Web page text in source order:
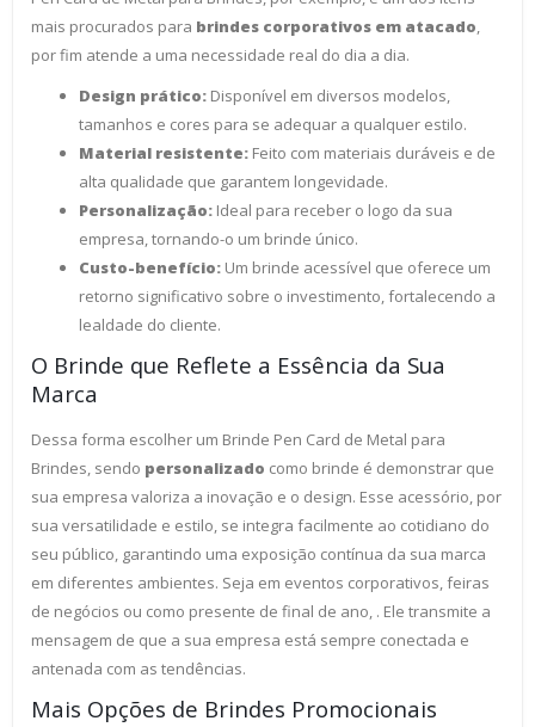
mais procurados para brindes corporativos em atacado
por fim atende a uma necessidade real do dia a dia.
Design prático: Disponível em diversos modelos,
tamanhos e cores para se adequar a qualquer estilo.
Material resistente: Feito com materiais duráveis e de
alta qualidade que garantem longevidade.
Personalização: Ideal para receber o logo da sua
empresa, tornando-o um brinde único.
Custo-benefício: Um brinde acessível que oferece um
retorno significativo sobre o investimento, fortalecendo a
lealdade do cliente.
O Brinde que Reflete a Essência da Sua
Marca
Dessa forma escolher um Brinde Pen Card de Metal para
Brindes, sendo personalizado como brinde é demonstrar que
sua empresa valoriza a inovação e o design. Esse acessório, por
sua versatilidade e estilo, se integra facilmente ao cotidiano do
seu público, garantindo uma exposição contínua da sua marca
em diferentes ambientes. Seja em eventos corporativos, feiras
de negócios ou como presente de final de ano, . Ele transmite a
mensagem de que a sua empresa está sempre conectada e
antenada com as tendências.
Mais Opções de Brindes Promocionais